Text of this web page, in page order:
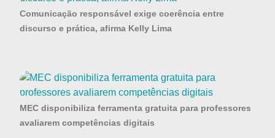
Comunicação responsável exige coerência entre
discurso e prática, afirma Kelly Lima
MEC disponibiliza ferramenta gratuita para professores
avaliarem competências digitais